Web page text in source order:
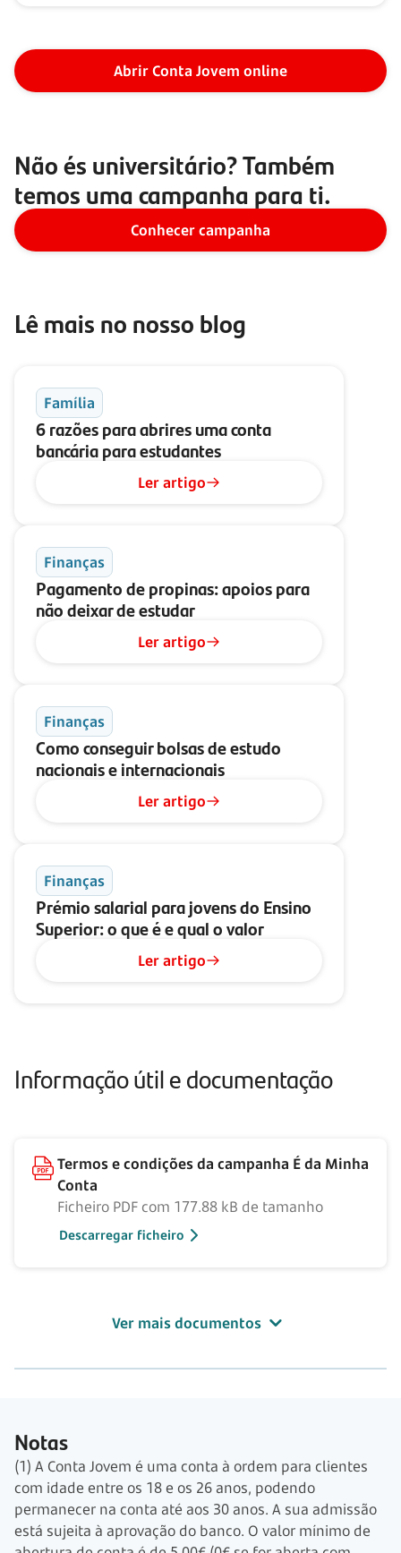
Abrir Conta Jovem online
Não és universitário? Também
temos uma campanha para ti.
Conhecer campanha
Lê mais no nosso blog
Família
6 razões para abrires uma conta
bancária para estudantes
Ler artigo
Finanças
Pagamento de propinas: apoios para
não deixar de estudar
Ler artigo
Finanças
Como conseguir bolsas de estudo
nacionais e internacionais
Ler artigo
Finanças
Prémio salarial para jovens do Ensino
Superior: o que é e qual o valor
Ler artigo
Informação útil e documentação
Termos e condições da campanha É da Minha
Conta
Ficheiro PDF com 177.88 kB de tamanho
Descarregar ficheiro
Ver mais documentos
Notas
(1) A Conta Jovem é uma conta à ordem para clientes
com idade entre os 18 e os 26 anos, podendo
permanecer na conta até aos 30 anos. A sua admissão
está sujeita à aprovação do banco. O valor mínimo de